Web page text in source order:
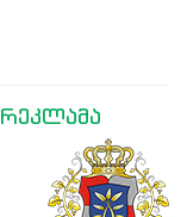
რეკლამა